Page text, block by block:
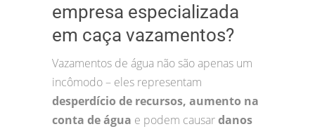
empresa especializada
em caça vazamentos?
Vazamentos de água não são apenas um
incômodo – eles representam
desperdício de recursos, aumento na
conta de água e podem causardanos